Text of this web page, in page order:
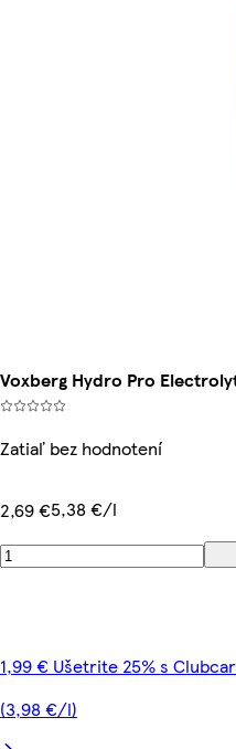
Voxberg Hydro Pro
Zatiaľ bez hodnotení
2,69 €5,38 €/l
1,99 € Ušetrite 25% s
(3,98 €/l)